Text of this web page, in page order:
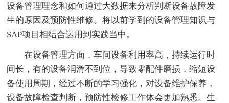
设备管理理念和如何通过大数据来分析判断设备故障发
生的原因及预防性维修。将以前学到的设备管理知识与
SAP项目相结合运用到实践当中。
在设备管理方面，车间设备利用率高，持续运行时
间长，有的设备润滑不到位，导致零配件磨损，缩短设
备使用周期，经过不断的学习强化，对设备维护保养，
设备故障检查判断，预防性检修工作体会更加熟悉。生